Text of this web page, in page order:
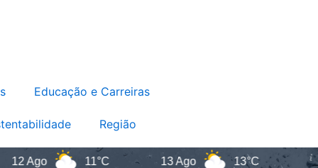
Educação e Carreiras
Região
11°C 13 Ago 13°C